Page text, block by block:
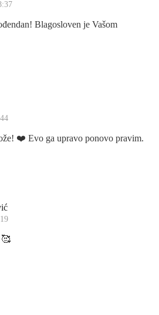
Blagosloven je Vašom
❤️ Evo ga upravo ponovo pravim.
🥰